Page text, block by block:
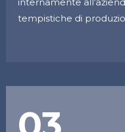
tempistiche di